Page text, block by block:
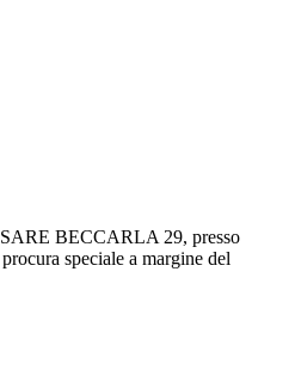
BECCARLA 29, presso
speciale a margine del